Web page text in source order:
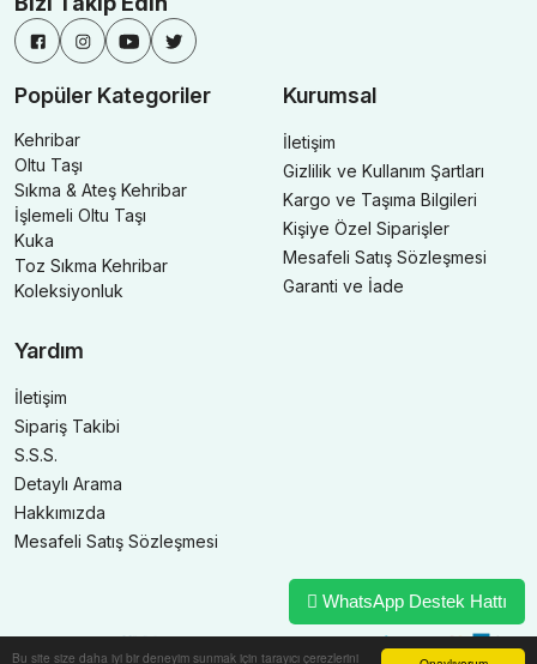
Bu site size daha iyi bir deneyim sunmak için tarayıcı çerezlerini
Popüler Kategoriler
Kehribar
Oltu Taşı
Sıkma & Ateş Kehribar
İşlemeli Oltu Taşı
Kuka
Toz Sıkma Kehribar
Koleksiyonluk
Kurumsal
İletişim
Gizlilik ve Kullanım Şartları
Kargo ve Taşıma Bilgileri
Kişiye Özel Siparişler
Mesafeli Satış Sözleşmesi
Garanti ve İade
Yardım
İletişim
Sipariş Takibi
S.S.S.
Detaylı Arama
Hakkımızda
Mesafeli Satış Sözleşmesi
WhatsApp Destek Hattı